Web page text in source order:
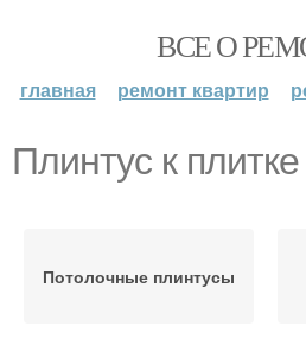
ВСЕ О
главная ремонт квартир
Плинтус к плитке
Потолочные плинтусы